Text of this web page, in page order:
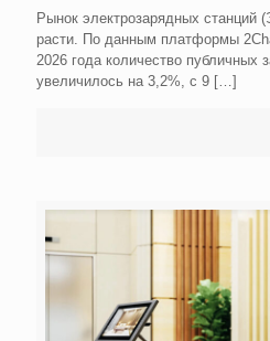
Рынок электрозарядных станций
расти. По данным платформы
2026 года количество публичных
увеличилось на 3,2%, с 9 […]